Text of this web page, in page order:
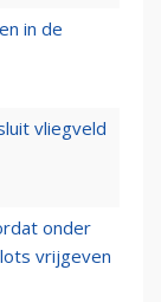
in de
vliegveld
onder
vrijgeven